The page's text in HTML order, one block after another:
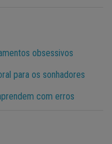
obsessivos
para os sonhadores
com erros